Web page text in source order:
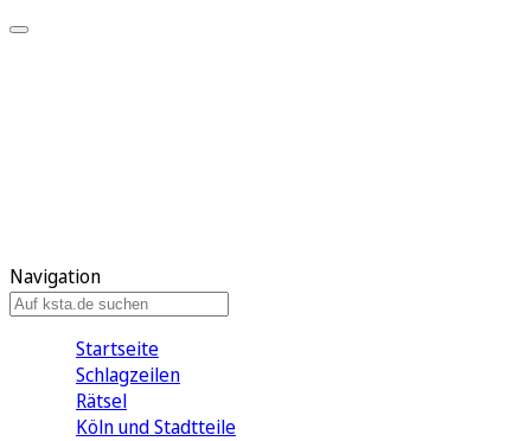
Navigation
Startseite
Schlagzeilen
Rätsel
Köln und Stadtteile